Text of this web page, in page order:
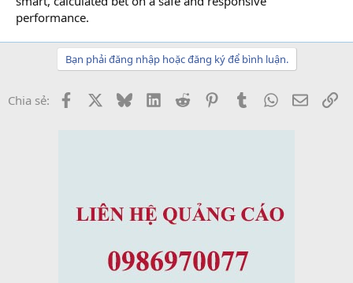
performance.
Bạn phải đăng nhập hoặc đăng ký để bình luận.
Chia sẻ: Facebook BlueskyLinkedInReddit PinterestTumblrWhatsApp
Email